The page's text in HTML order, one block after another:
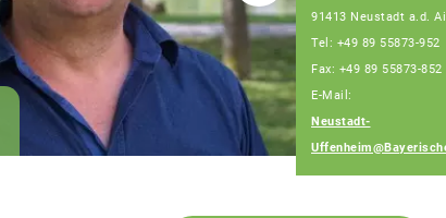
Fachberater
91413 Neustadt a.d.
Tel: +49 89 55873-952
Fax: +49 89 55873-852
E-Mail:
Neustadt-